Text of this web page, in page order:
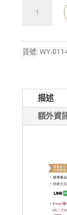
璃
璃
貨號: WY-
描述
額外資